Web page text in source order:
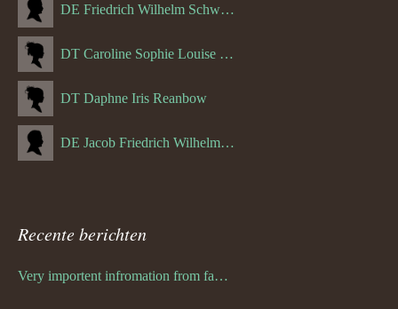
DE Friedrich Wilhelm Schwulst
DT Caroline Sophie Louise Schreuder born Schwulst (13-05-1866)
DT Daphne Iris Reanbow
DE Jacob Friedrich Wilhelm Hurth
Recente berichten
Very importent infromation from family Schwulst